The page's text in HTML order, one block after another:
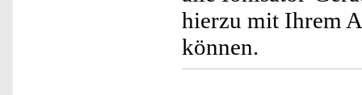
hierzu mit Ihrem
können.